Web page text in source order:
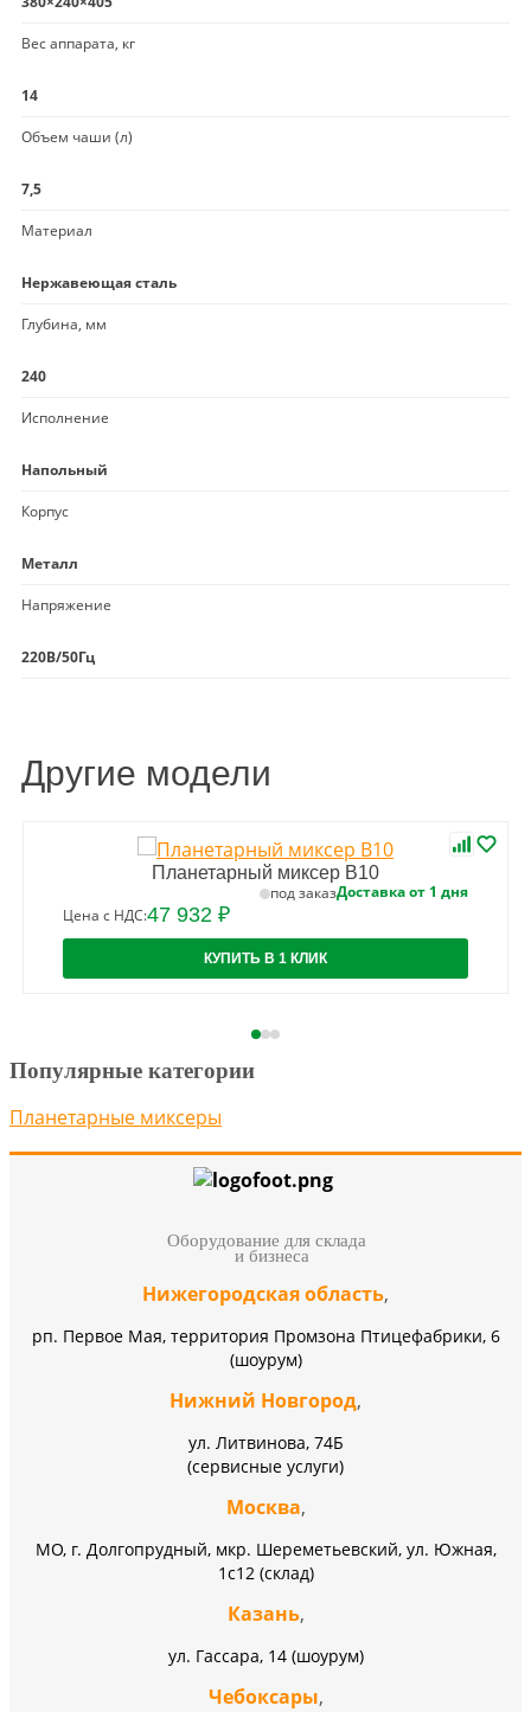
Вес аппарата, кг
14
Объем чаши (л)
7,5
Материал
Нержавеющая сталь
Глубина, мм
240
Исполнение
Напольный
Корпус
Металл
Напряжение
220В/50Гц
Другие модели
Планетарный миксер B10
под заказДоставка от 1 дня
Цена с НДС:47 932 ₽
КУПИТЬ В 1 КЛИК
Популярные категории
Планетарные миксеры
Оборудование для склада
и бизнеса
Нижегородская область,
рп. Первое Мая, территория Промзона Птицефабрики, 6
(шоурум)
Нижний Новгород,
ул. Литвинова, 74Б
(сервисные услуги)
Москва,
МО, г. Долгопрудный, мкр. Шереметьевский, ул. Южная,
1с12 (склад)
Казань,
ул. Гассара, 14 (шоурум)
Чебоксары,